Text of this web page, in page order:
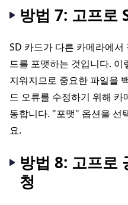
방법 7: 고프로
SD 카드가 다른 카메라에
드를 포맷하는 것입니다.
지워지므로 중요한 파일을
드 오류를 수정하기 위해 카
동합니다. "포맷" 옵션을 선
요.
방법 8: 고프로
청